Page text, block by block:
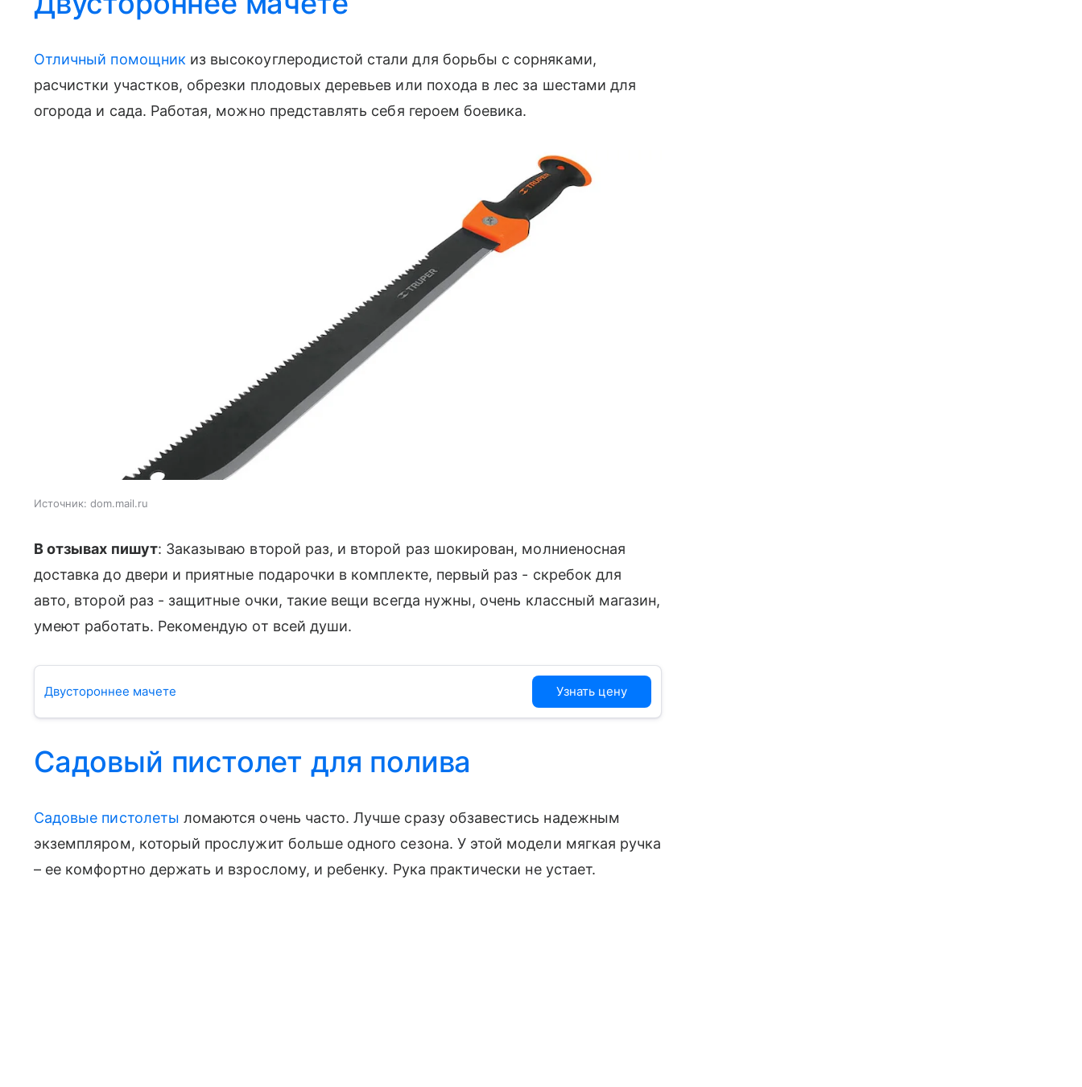
Отличный помощник из высокоуглеродистой стали для борьбы с сорняками,
расчистки участков, обрезки плодовых деревьев или похода в лес за шестами для
огорода и сада. Работая, можно представлять себя героем боевика.
Источник: dom.mail.ru
В отзывах пишут: Заказываю второй раз, и второй раз шокирован, молниеносная
доставка до двери и приятные подарочки в комплекте, первый раз - скребок для
авто, второй раз - защитные очки, такие вещи всегда нужны, очень классный магазин,
умеют работать. Рекомендую от всей души.
Двустороннее мачете Узнать цену
Садовый пистолет для полива
Садовые пистолеты ломаются очень часто. Лучше сразу обзавестись надежным
экземпляром, который прослужит больше одного сезона. У этой модели мягкая ручка
– ее комфортно держать и взрослому, и ребенку. Рука практически не устает.